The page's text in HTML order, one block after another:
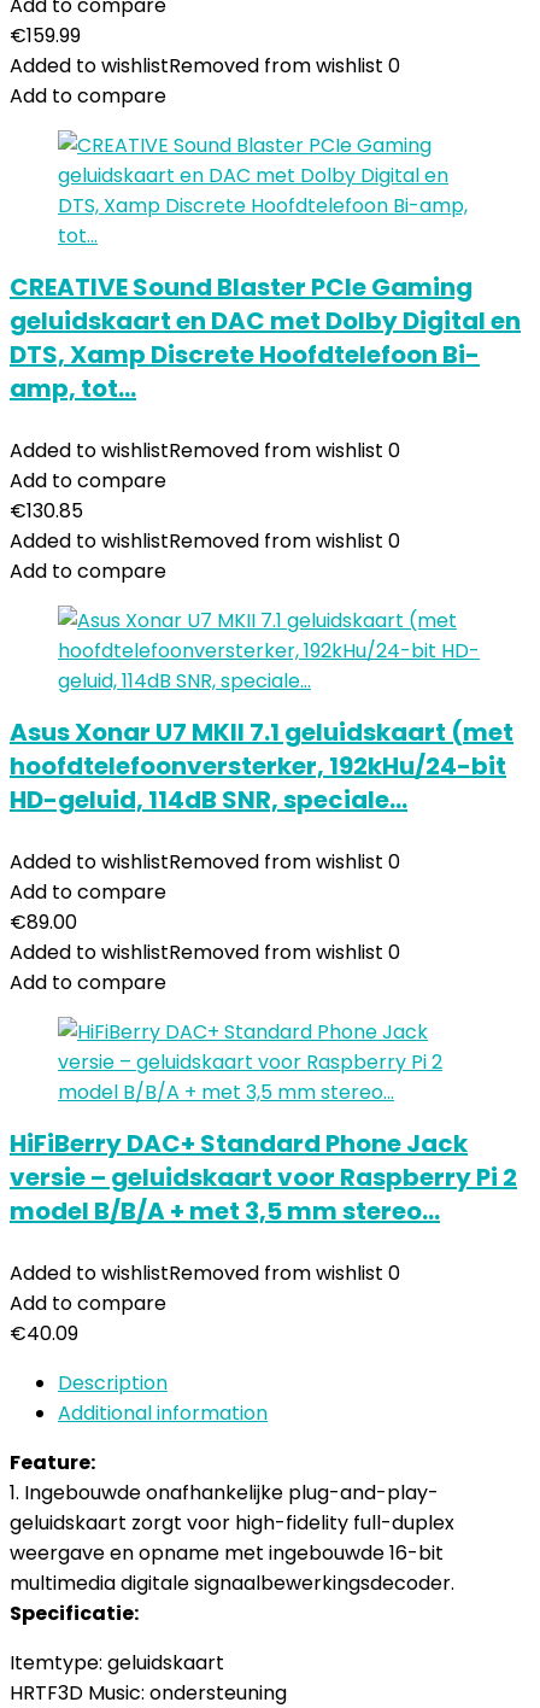
€159.99
Added to wishlistRemoved from wishlist 0
Add to compare
CREATIVE Sound Blaster PCIe Gaming
geluidskaart en DAC met Dolby Digital en
DTS, Xamp Discrete Hoofdtelefoon Bi-
amp, tot…
Added to wishlistRemoved from wishlist 0
Add to compare
€130.85
Added to wishlistRemoved from wishlist 0
Add to compare
Asus Xonar U7 MKII 7.1 geluidskaart (met
hoofdtelefoonversterker, 192kHu/24-bit
HD-geluid, 114dB SNR, speciale…
Added to wishlistRemoved from wishlist 0
Add to compare
€89.00
Added to wishlistRemoved from wishlist 0
Add to compare
HiFiBerry DAC+ Standard Phone Jack
versie – geluidskaart voor Raspberry Pi 2
model B/B/A + met 3,5 mm stereo…
Added to wishlistRemoved from wishlist 0
Add to compare
€40.09
Description
Additional information
Feature:
1. Ingebouwde onafhankelijke plug-and-play-
geluidskaart zorgt voor high-fidelity full-duplex
weergave en opname met ingebouwde 16-bit
multimedia digitale signaalbewerkingsdecoder.
Specificatie:
Itemtype: geluidskaart
HRTF3D Music: ondersteuning